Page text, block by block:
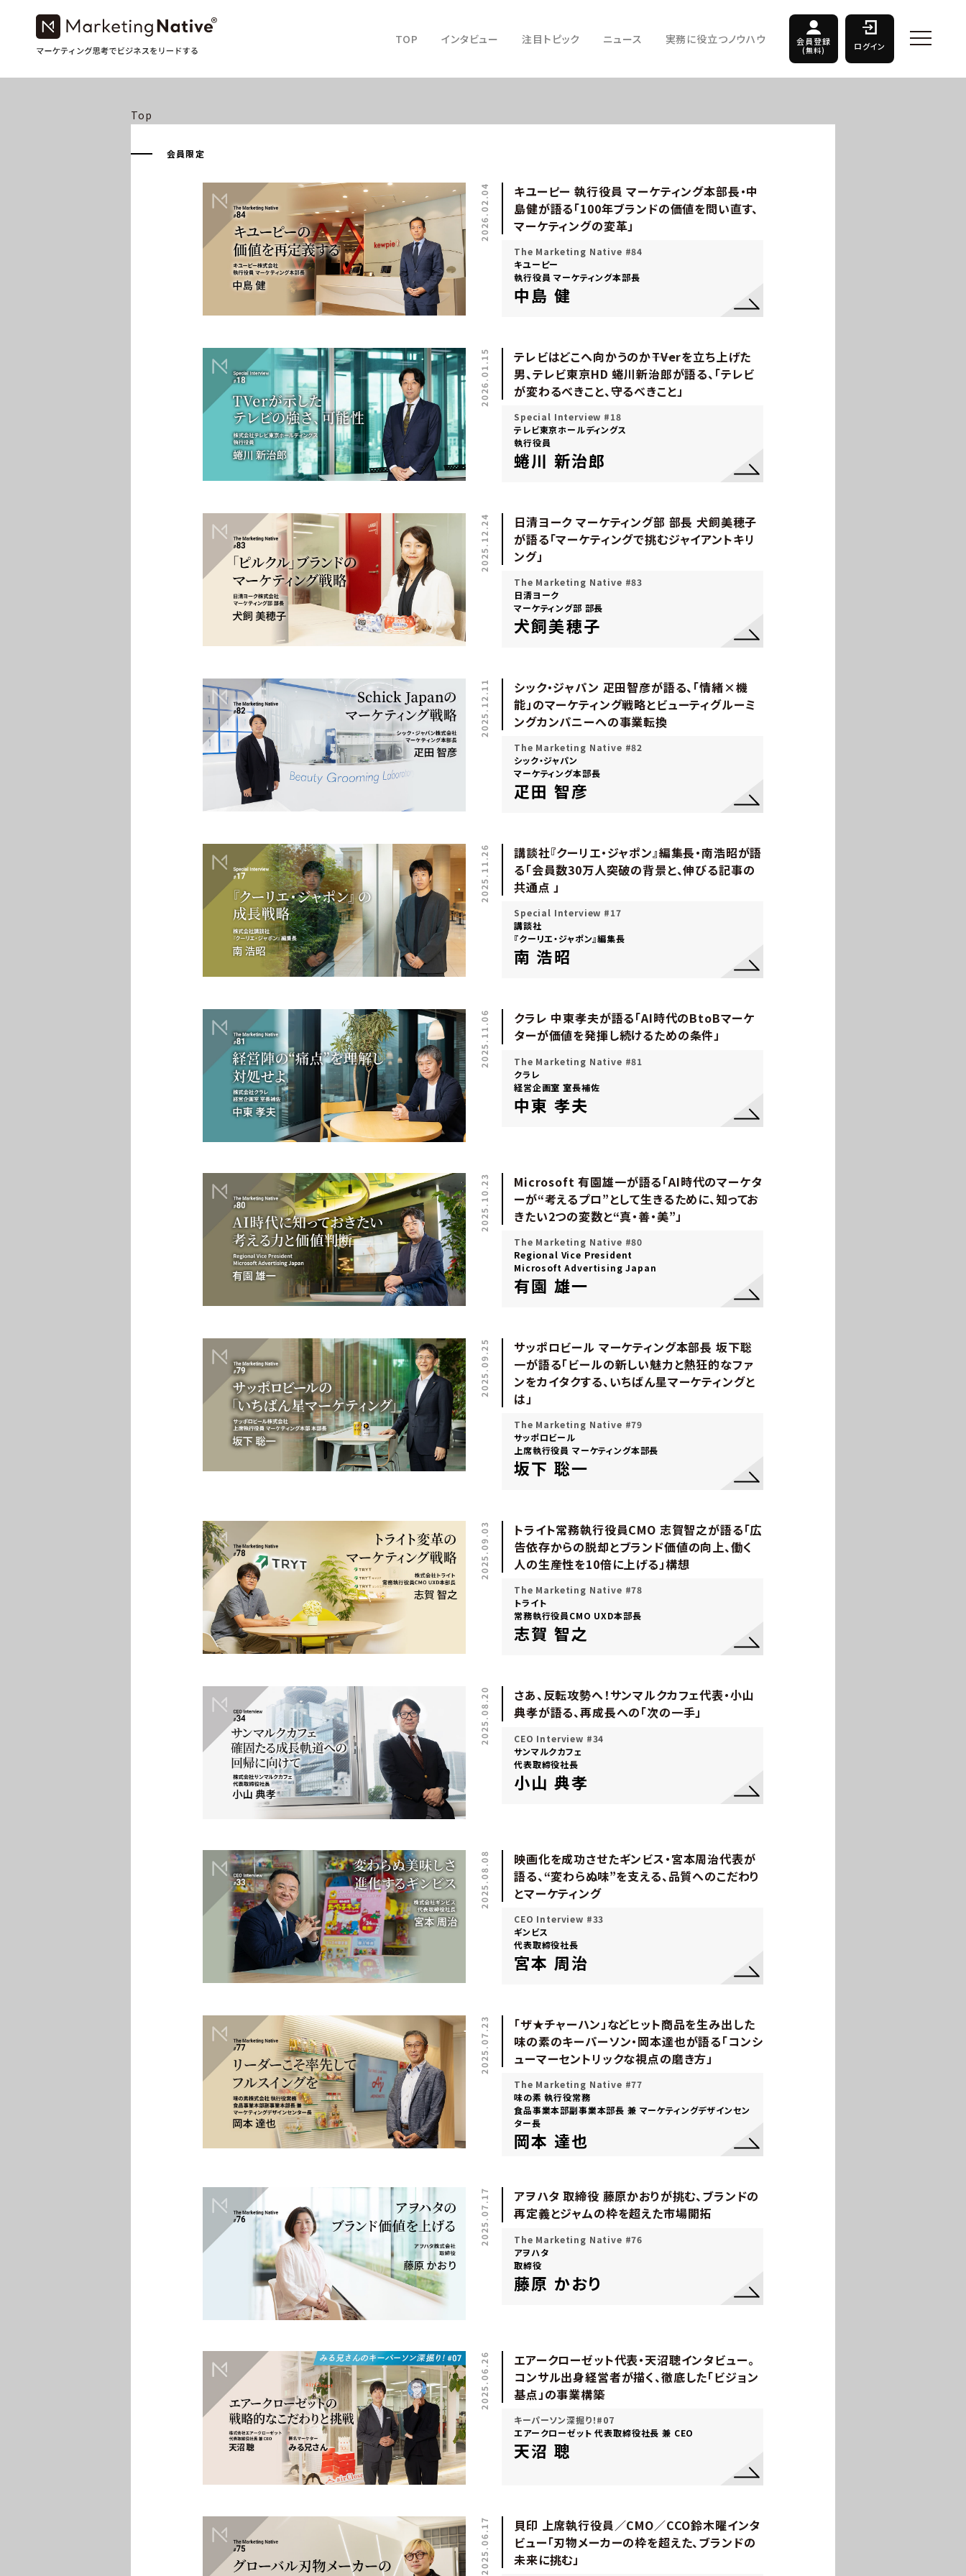
TOP インタビュー 注目トピック ニュース 実務に役立つノウハウ 会員登録
(無料) ログイン
Top
会員限定
2026.02.04
キユーピー 執行役員 マーケティング本部長・中
島健が語る「100年ブランドの価値を問い直す、
マーケティングの変革」
The Marketing Native #84
キユーピー
執行役員 マーケティング本部長
中島 健
2026.01.15
テレビはどこへ向かうのか――TVerを立ち上げた
男、テレビ東京HD 蜷川新治郎が語る、「テレビ
が変わるべきこと、守るべきこと」
Special Interview #18
テレビ東京ホールディングス
執行役員
蜷川 新治郎
2025.12.24
日清ヨーク マーケティング部 部長 犬飼美穂子
が語る「マーケティングで挑むジャイアントキリ
ング」
The Marketing Native #83
日清ヨーク
マーケティング部 部長
犬飼美穂子
2025.12.11
シック・ジャパン 疋田智彦が語る、「情緒×機
能」のマーケティング戦略とビューティグルーミ
ングカンパニーへの事業転換
The Marketing Native #82
シック・ジャパン
マーケティング本部長
疋田 智彦
2025.11.26
講談社『クーリエ・ジャポン』編集長・南浩昭が語
る「会員数30万人突破の背景と、伸びる記事の
共通点 」
Special Interview #17
講談社
『クーリエ・ジャポン』編集長
南 浩昭
2025.11.06
クラレ 中東孝夫が語る「AI時代のBtoBマーケ
ターが価値を発揮し続けるための条件」
The Marketing Native #81
クラレ
経営企画室 室長補佐
中東 孝夫
2025.10.23
Microsoft 有園雄一が語る「AI時代のマーケタ
ーが“考えるプロ”として生きるために、知ってお
きたい2つの変数と“真・善・美”」
The Marketing Native #80
Regional Vice President
Microsoft Advertising Japan
有園 雄一
2025.09.25
サッポロビール マーケティング本部長 坂下聡
一が語る「ビールの新しい魅力と熱狂的なファ
ンをカイタクする、いちばん星マーケティングと
は」
The Marketing Native #79
サッポロビール
上席執行役員 マーケティング本部長
坂下 聡一
2025.09.03
トライト常務執行役員CMO 志賀智之が語る「広
告依存からの脱却とブランド価値の向上、働く
人の生産性を10倍に上げる」構想
The Marketing Native #78
トライト
常務執行役員CMO UXD本部長
志賀 智之
2025.08.20
さあ、反転攻勢へ！サンマルクカフェ代表・小山
典孝が語る、再成長への「次の一手」
CEO Interview #34
サンマルクカフェ
代表取締役社長
小山 典孝
2025.08.08
映画化を成功させたギンビス・宮本周治代表が
語る、“変わらぬ味”を支える、品質へのこだわり
とマーケティング
CEO Interview #33
ギンビス
代表取締役社長
宮本 周治
2025.07.23
「ザ★チャーハン」などヒット商品を生み出した
味の素のキーパーソン・岡本達也が語る「コンシ
ューマーセントリックな視点の磨き方」
The Marketing Native #77
味の素 執行役常務
食品事業本部副事業本部長 兼 マーケティングデザインセン
ター長
岡本 達也
2025.07.17
アヲハタ 取締役 藤原かおりが挑む、ブランドの
再定義とジャムの枠を超えた市場開拓
The Marketing Native #76
アヲハタ
取締役
藤原 かおり
2025.06.26
エアークローゼット代表・天沼聰インタビュー。
コンサル出身経営者が描く、徹底した「ビジョン
基点」の事業構築
キーパーソン深掘り！#07
エアークローゼット 代表取締役社長 兼 CEO
天沼 聰
2025.06.17
貝印 上席執行役員／CMO／CCO鈴木曜インタ
ビュー「刃物メーカーの枠を超えた、ブランドの
未来に挑む」